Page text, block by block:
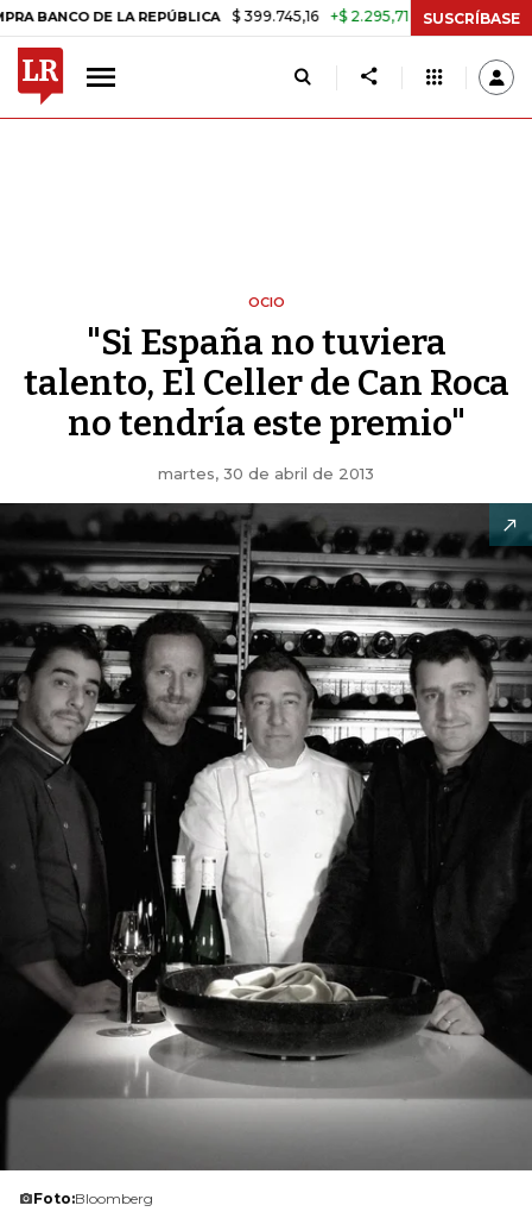
LA REPÚBLICA $ 399.745,16 +$ 2.295,71 +0,58% TASA DE
SUSCRÍBASE
OCIO
"Si España no tuviera
talento, El Celler de Can Roca
no tendría este premio"
martes, 30 de abril de 2013
Foto:Bloomberg